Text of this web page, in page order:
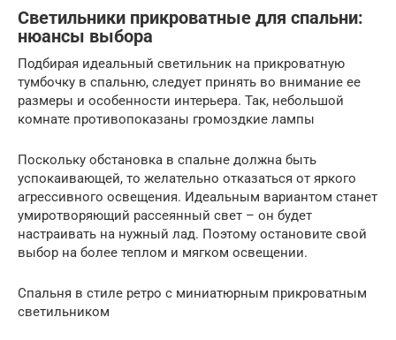
Светильники прикроватные для спальни:
нюансы выбора
Подбирая идеальный светильник на прикроватную
тумбочку в спальню, следует принять во внимание ее
размеры и особенности интерьера. Так, небольшой
комнате противопоказаны громоздкие лампы
Поскольку обстановка в спальне должна быть
успокаивающей, то желательно отказаться от яркого
агрессивного освещения. Идеальным вариантом станет
умиротворяющий рассеянный свет – он будет
настраивать на нужный лад. Поэтому остановите свой
выбор на более теплом и мягком освещении.
Спальня в стиле ретро с миниатюрным прикроватным
светильником